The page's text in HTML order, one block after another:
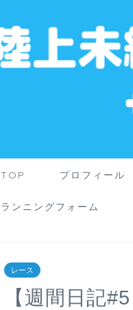
TOP プロフィール
ランニングフォーム
レース
【週間日記